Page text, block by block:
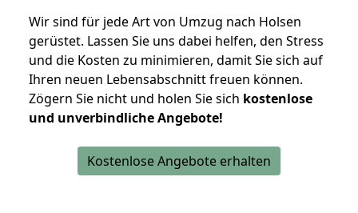
Wir sind für jede Art von Umzug nach Holsen
gerüstet. Lassen Sie uns dabei helfen, den Stress
und die Kosten zu minimieren, damit Sie sich auf
Ihren neuen Lebensabschnitt freuen können.
Zögern Sie nicht und holen Sie sich kostenlose
und unverbindliche Angebote!
Kostenlose Angebote erhalten